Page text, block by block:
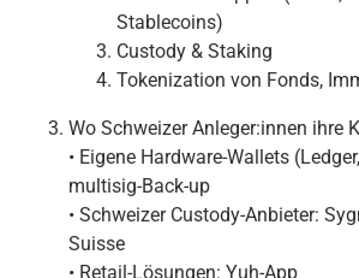
Stablecoins)
Custody & Staking
Tokenization von Fonds,
Wo Schweizer Anleger:innen ihre
• Eigene Hardware-Wallets
multisig-Back-up
• Schweizer Custody-Anbieter:
Suisse
• Retail-Lösungen: Yuh-App